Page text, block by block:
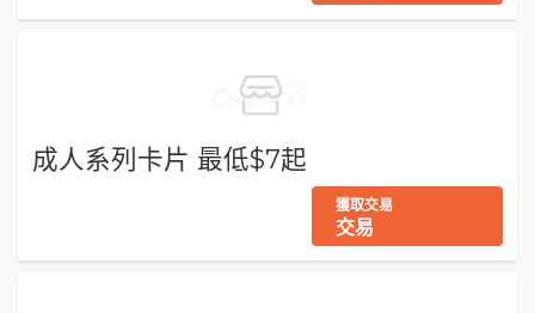
成人系列卡片 最低$7起
獲取交易
交易